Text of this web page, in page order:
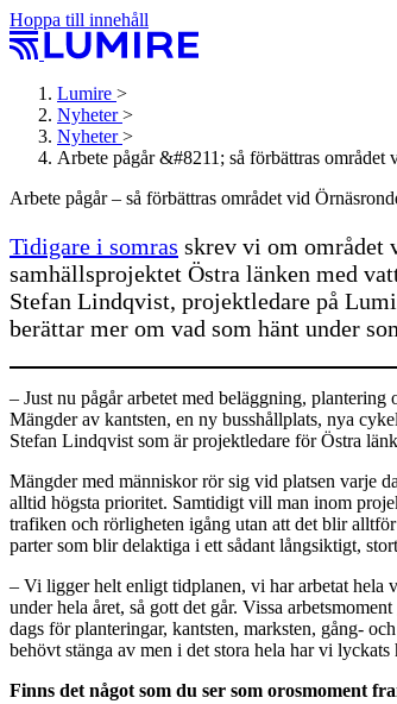
Hoppa till innehåll
Lumire >
Nyheter >
Nyheter >
Arbete pågår &#8211; så förbättras
Arbete pågår – så förbättras området vid
Tidigare i somras skrev vi om området
samhällsprojektet Östra länken med
Stefan Lindqvist, projektledare på
berättar mer om vad som hänt under
– Just nu pågår arbetet med beläggning,
Mängder av kantsten, en ny busshållplats, nya
Stefan Lindqvist som är projektledare för Östra
Mängder med människor rör sig vid platsen varje
alltid högsta prioritet. Samtidigt vill man inom
trafiken och rörligheten igång utan att det blir
parter som blir delaktiga i ett sådant långsiktigt,
– Vi ligger helt enligt tidplanen, vi har arbetat hela
under hela året, så gott det går. Vissa
dags för planteringar, kantsten, marksten, gång-
behövt stänga av men i det stora hela har vi
Finns det något som du ser som orosmoment